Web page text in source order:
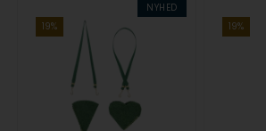
NYHED
19%
19%